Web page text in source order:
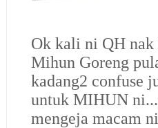
Ok kali ni QH nak
Mihun Goreng
kadang2 confuse
untuk MIHUN
mengeja macam